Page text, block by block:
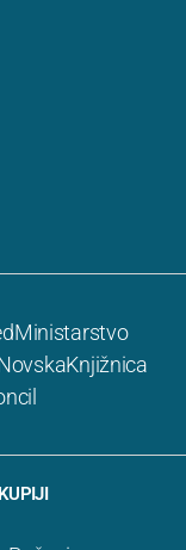
Ministarstvo
Knjižnica